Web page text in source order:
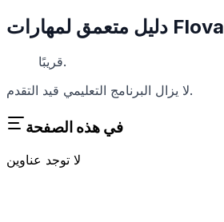
دليل متعمق لمهارات Flova
قريبًا.
لا يزال البرنامج التعليمي قيد التقدم.
في هذه الصفحة
لا توجد عناوين